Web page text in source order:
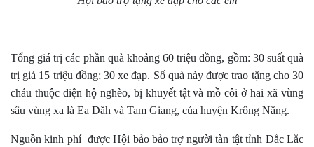
Tổng giá trị các phần quà khoảng 60 triệu đồng, gồm: 30 suất quà
trị giá 15 triệu đồng; 30 xe đạp. Số quà này được trao tặng cho 30
cháu thuộc diện hộ nghèo, bị khuyết tật và mồ côi ở hai xã vùng
sâu vùng xa là Ea Dăh và Tam Giang, của huyện Krông Năng.
Nguồn kinh phí được Hội bảo bảo trợ người tàn tật tỉnh Đắc Lắc